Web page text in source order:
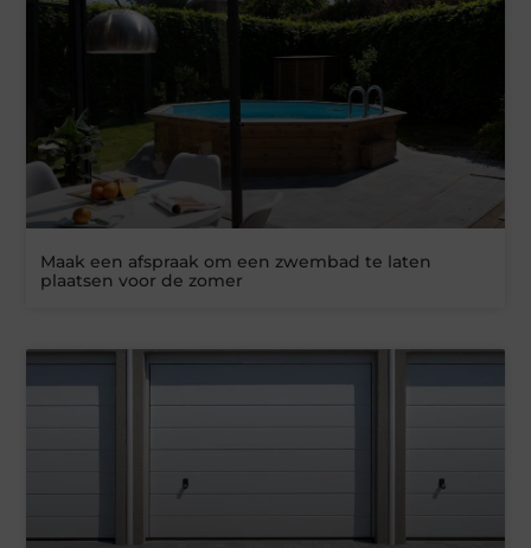
Maak een afspraak om een zwembad te laten
plaatsen voor de zomer